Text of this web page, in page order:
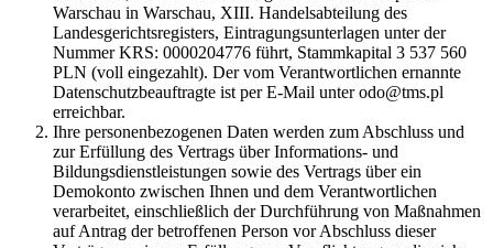
Warschau in Warschau, XIII. Handelsabteilung des
Landesgerichtsregisters, Eintragungsunterlagen unter der
Nummer KRS: 0000204776 führt, Stammkapital 3 537 560
PLN (voll eingezahlt). Der vom Verantwortlichen ernannte
Datenschutzbeauftragte ist per E-Mail unter odo@tms.pl
erreichbar.
Ihre personenbezogenen Daten werden zum Abschluss und
zur Erfüllung des Vertrags über Informations- und
Bildungsdienstleistungen sowie des Vertrags über ein
Demokonto zwischen Ihnen und dem Verantwortlichen
verarbeitet, einschließlich der Durchführung von Maßnahmen
auf Antrag der betroffenen Person vor Abschluss dieser